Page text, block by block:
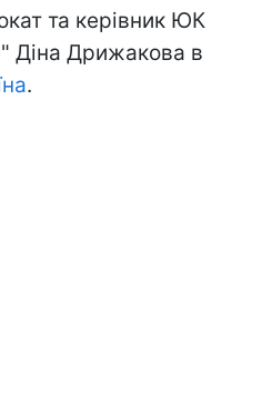
та керівник ЮК
Діна Дрижакова в
.